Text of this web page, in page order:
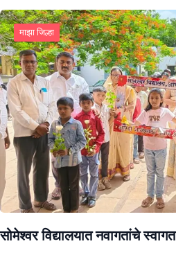
माझा जिल्हा
सोमेश्वर विद्यालयात नवागतांचे स्वागत